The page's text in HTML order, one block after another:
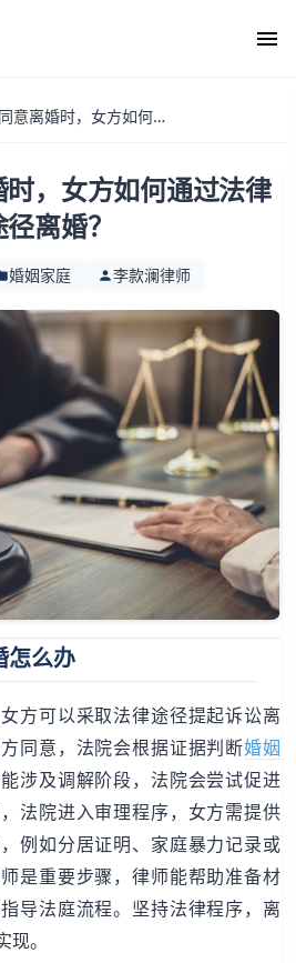
男方不同意离婚时，女方如何通过法律途径离婚？
，女方如何通过法律
径离婚？
婚姻家庭 李款澜律师
怎么办
方可以采取法律途径提起诉讼离
同意，法院会根据证据判断婚姻
涉及调解阶段，法院会尝试促进
法院进入审理程序，女方需提供
例如分居证明、家庭暴力记录或
是重要步骤，律师能帮助准备材
导法庭流程。坚持法律程序，离
。